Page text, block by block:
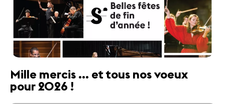
Mille mercis ... et tous nos voeux
pour 2026 !